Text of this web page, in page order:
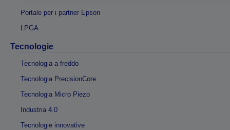
Portale per i partner Epson
LPGA
Tecnologie
Tecnologia a freddo
Tecnologia PrecisionCore
Tecnologia Micro Piezo
Industria 4.0
Tecnologie innovative